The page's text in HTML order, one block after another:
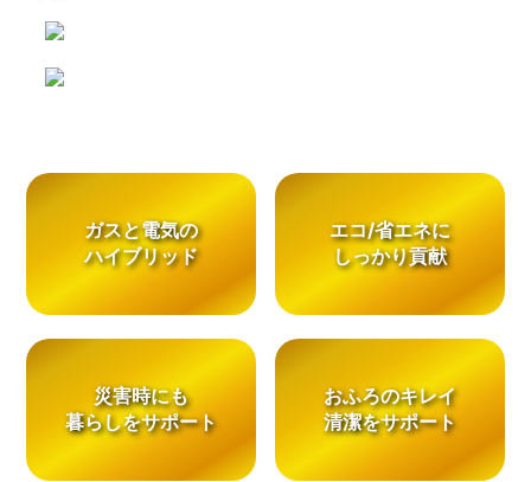
ガスと電気の
ハイブリッド
エコ/省エネに
しっかり貢献
災害時にも
暮らしをサポート
おふろのキレイ
清潔をサポート